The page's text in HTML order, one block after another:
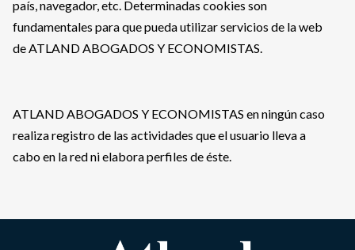
país, navegador, etc. Determinadas cookies son
fundamentales para que pueda utilizar servicios de la web
de ATLAND ABOGADOS Y ECONOMISTAS.
ATLAND ABOGADOS Y ECONOMISTAS en ningún caso
realiza registro de las actividades que el usuario lleva a
cabo en la red ni elabora perfiles de éste.